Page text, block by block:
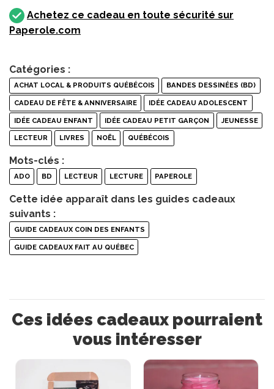
Achetez ce cadeau en toute sécurité sur
Paperole.com
Catégories :
ACHAT LOCAL & PRODUITS QUÉBÉCOIS BANDES DESSINÉES (BD)
CADEAU DE FÊTE & ANNIVERSAIRE IDÉE CADEAU ADOLESCENT
IDÉE CADEAU ENFANT IDÉE CADEAU PETIT GARÇON JEUNESSE
LECTEUR LIVRES NOËL QUÉBÉCOIS
Mots-clés :
ADO BD LECTEUR LECTURE PAPEROLE
Cette idée apparaît dans les guides cadeaux
suivants :
GUIDE CADEAUX COIN DES ENFANTS
GUIDE CADEAUX FAIT AU QUÉBEC
Ces idées cadeaux pourraient
vous intéresser